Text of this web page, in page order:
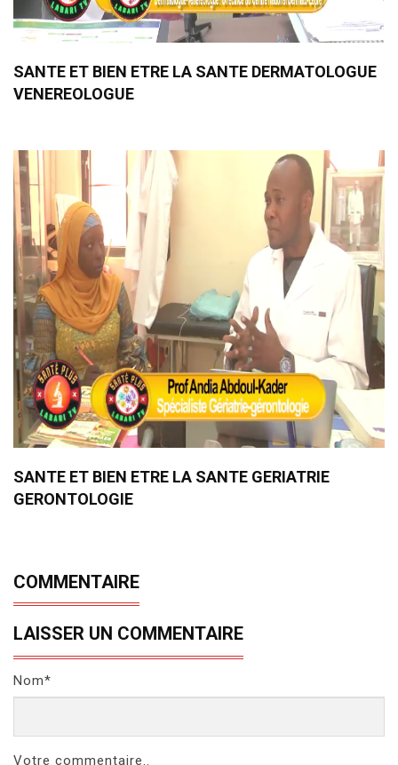
SANTE ET BIEN ETRE LA SANTE DERMATOLOGUE
VENEREOLOGUE
SANTE ET BIEN ETRE LA SANTE GERIATRIE
GERONTOLOGIE
COMMENTAIRE
LAISSER UN COMMENTAIRE
Nom*
Votre commentaire..